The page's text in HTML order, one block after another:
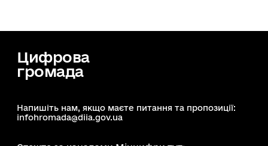
Цифрова
громада
Напишіть нам, якщо маєте питання та пропозиції:
infohromada@diia.gov.ua